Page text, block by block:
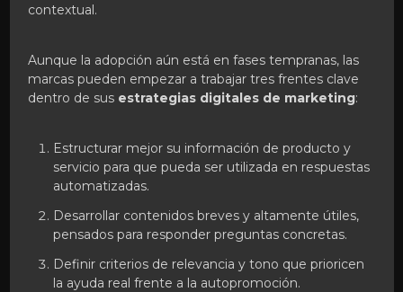
contextual.
Aunque la adopción aún está en fases tempranas, las
marcas pueden empezar a trabajar tres frentes clave
dentro de sus estrategias digitales de marketing:
Estructurar mejor su información de producto y
servicio para que pueda ser utilizada en respuestas
automatizadas.
Desarrollar contenidos breves y altamente útiles,
pensados para responder preguntas concretas.
Definir criterios de relevancia y tono que prioricen
la ayuda real frente a la autopromoción.